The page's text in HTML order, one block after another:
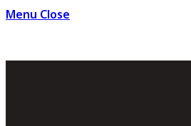
Menu Close